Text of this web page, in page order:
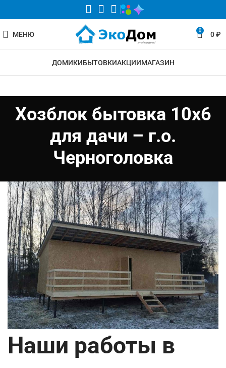
МЕНЮ 0 0₽
ДОМИКИБЫТОВКИАКЦИИМАГАЗИН
Хозблок бытовка 10х6
для дачи – г.о.
Черноголовка
Наши работы в